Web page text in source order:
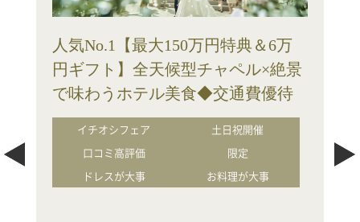
人気No.1【最大150万円特典＆6万
円ギフト】全天候型チャペル×絶景
で味わうホテル美食◆交通費優待
イチオシフェア
土日祝開催
口コミ高評価
限定
ドレスが大事
お料理が大事